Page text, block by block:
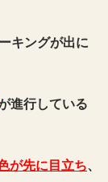
キングが出に
進行している
が先に目立ち、